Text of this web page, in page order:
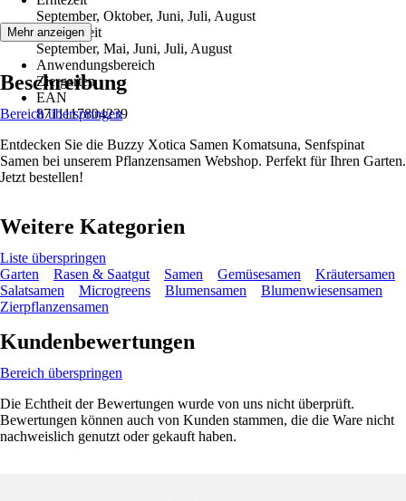
September, Oktober, Juni, Juli, August
Aussaatzeit
September, Mai, Juni, Juli, August
Anwendungsbereich
Ziergarten
EAN
8711117804239
Mehr anzeigen
Beschreibung
Bereich überspringen
Entdecken Sie die Buzzy Xotica Samen Komatsuna, Senfspinat
Samen bei unserem Pflanzensamen Webshop. Perfekt für Ihren Garten.
Jetzt bestellen!
Weitere Kategorien
Liste überspringen
Garten
Rasen & Saatgut Samen Gemüsesamen
Kräutersamen
Salatsamen
Microgreens Blumensamen
Blumenwiesensamen
Zierpflanzensamen
Kundenbewertungen
Bereich überspringen
Die Echtheit der Bewertungen wurde von uns nicht überprüft.
Bewertungen können auch von Kunden stammen, die die Ware nicht
nachweislich genutzt oder gekauft haben.